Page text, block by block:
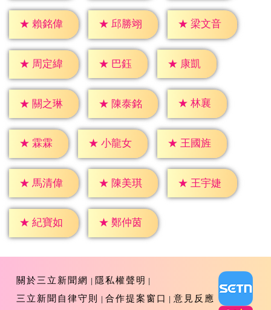
★ 賴銘偉 ★ 邱勝翊 ★ 梁文音
★ 周定緯 ★ 巴鈺 ★ 康凱
★ 關之琳 ★ 陳泰銘 ★ 林襄
★ 霖霖 ★ 小龍女 ★ 王國旌
★ 馬清偉 ★ 陳美琪 ★ 王宇婕
★ 紀寶如 ★ 鄭仲茵
關於三立新聞網
隱私權聲明
三立新聞自律守則
合作提案窗口 意見反應